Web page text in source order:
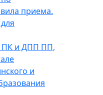
приема.
ПК и ДПП ПП,
и